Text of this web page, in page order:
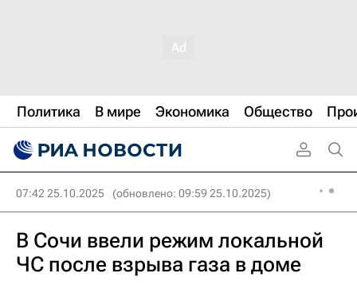
Политика В мире Экономика Общество
07:42 25.10.2025 (обновлено: 09:59 25.10.2025)
В Сочи ввели режим локальной
ЧС после взрыва газа в доме